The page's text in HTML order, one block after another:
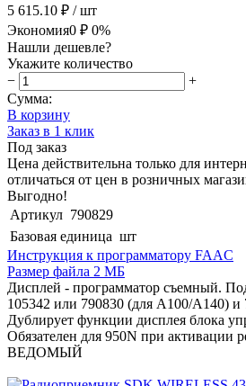
5 615.10 ₽ / шт
Экономия0 ₽ 0%
Нашли дешевле?
Укажите количество
−
+
Сумма:
В корзину
Заказ в 1 клик
Под заказ
Цена действительна только для
отличаться от цен в розничных
Выгодно!
Артикул 790829
Базовая единица шт
Инструкция к программатору FAAC
Размер файла 2 МБ
Дисплей - программатор съемный.
105342 или 790830 (для А100/А140) и
Дублирует функции дисплея блока
Обязателен для 950N при
ВЕДОМЫЙ